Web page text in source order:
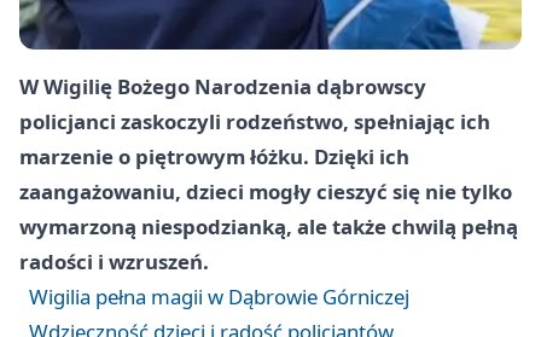
W Wigilię Bożego Narodzenia dąbrowscy
policjanci zaskoczyli rodzeństwo, spełniając ich
marzenie o piętrowym łóżku. Dzięki ich
zaangażowaniu, dzieci mogły cieszyć się nie tylko
wymarzoną niespodzianką, ale także chwilą pełną
radości i wzruszeń.
Wigilia pełna magii w Dąbrowie Górniczej